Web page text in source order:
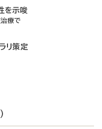
を示唆
療で
リ策定